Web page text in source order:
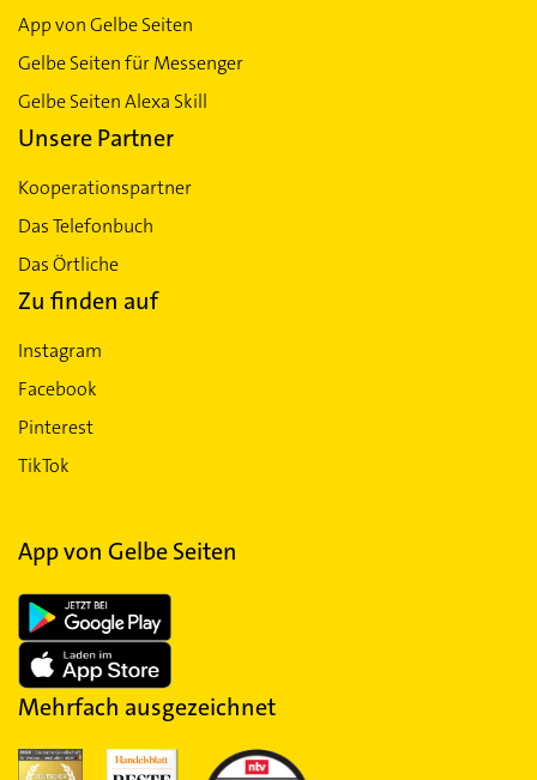
App von Gelbe Seiten
Gelbe Seiten für Messenger
Gelbe Seiten Alexa Skill
Unsere Partner
Kooperationspartner
Das Telefonbuch
Das Örtliche
Zu finden auf
Instagram
Facebook
Pinterest
TikTok
App von Gelbe Seiten
Mehrfach ausgezeichnet